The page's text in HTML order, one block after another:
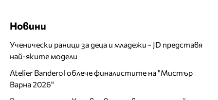
Новини
Ученически раници за деца и младежи - JD представя
най-яките модели
Atelier Banderol облече финалистите на "Мистър
Варна 2026"